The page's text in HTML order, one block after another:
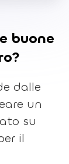
buone
dalle
un
su
il